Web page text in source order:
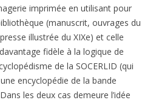
imprimée en utilisant pour
(manuscrit, ouvrages du
illustrée du XIXe) et celle
fidèle à la logique de
de la SOCERLID (qui
encyclopédie de la bande
les deux cas demeure l’idée